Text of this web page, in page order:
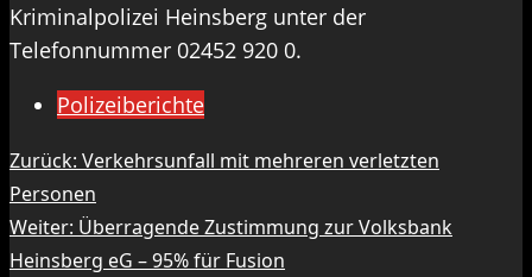
Kriminalpolizei Heinsberg unter der
Telefonnummer 02452 920 0.
Polizeiberichte
Beitragsnavigation
Zurück: Verkehrsunfall mit mehreren verletzten
Personen
Weiter: Überragende Zustimmung zur Volksbank
Heinsberg eG – 95% für Fusion